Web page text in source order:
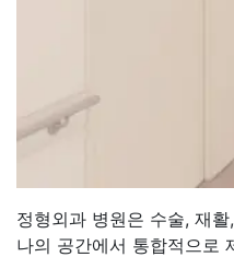
정형외과 병원은 수술, 재
나의 공간에서 통합적으로